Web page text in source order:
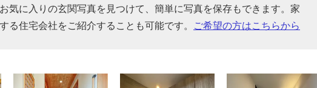
気に入りの玄関写真を見つけて、簡単に写真を保存もできます。家
る住宅会社をご紹介することも可能です。
ご希望の方はこちらから